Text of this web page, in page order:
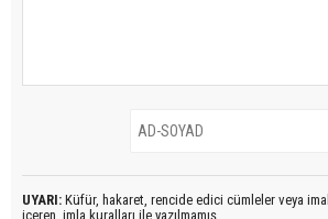
UYARI: Küfür, hakaret, rencide edici cümleler veya
içeren, imla kuralları ile yazılmamış,